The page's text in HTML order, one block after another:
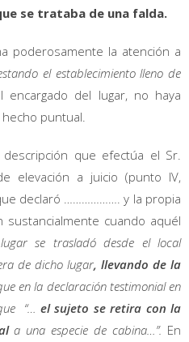
se trataba de una falda.
poderosamente la atención a
el establecimiento lleno de
encargado del lugar, no haya
puntual.
que efectúa el Sr.
elevación a juicio (punto IV,
declaró ………………. y la propia
cuando aquél
se trasladó desde el local
de dicho lugar, llevando de la
en la declaración testimonial en
“…el sujeto se retira con la
a una especie de cabina…”. En